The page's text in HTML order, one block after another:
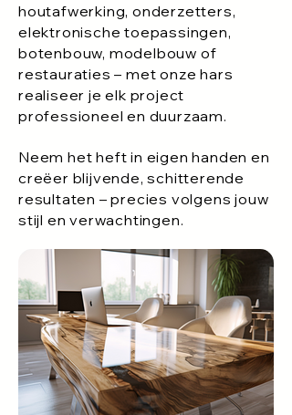
houtafwerking, onderzetters,
elektronische toepassingen,
botenbouw, modelbouw of
restauraties – met onze hars
realiseer je elk project
professioneel en duurzaam.
Neem het heft in eigen handen en
creëer blijvende, schitterende
resultaten – precies volgens jouw
stijl en verwachtingen.